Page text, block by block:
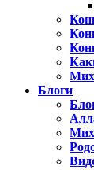
Блоги